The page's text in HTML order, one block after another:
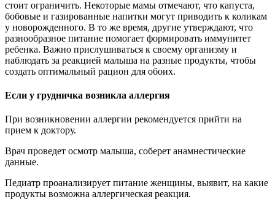
стоит ограничить. Некоторые мамы отмечают, что капуста,
бобовые и газированные напитки могут приводить к коликам
у новорожденного. В то же время, другие утверждают, что
разнообразное питание помогает формировать иммунитет
ребенка. Важно прислушиваться к своему организму и
наблюдать за реакцией малыша на разные продукты, чтобы
создать оптимальный рацион для обоих.
Если у грудничка возникла аллергия
При возникновении аллергии рекомендуется прийти на
прием к доктору.
Врач проведет осмотр малыша, соберет анамнестические
данные.
Педиатр проанализирует питание женщины, выявит, на какие
продукты возможна аллергическая реакция.